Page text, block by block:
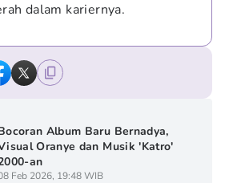
dalam kariernya.
Album Baru Bernadya,
Oranye dan Musik 'Katro'
an
Feb 2026, 19:48 WIB